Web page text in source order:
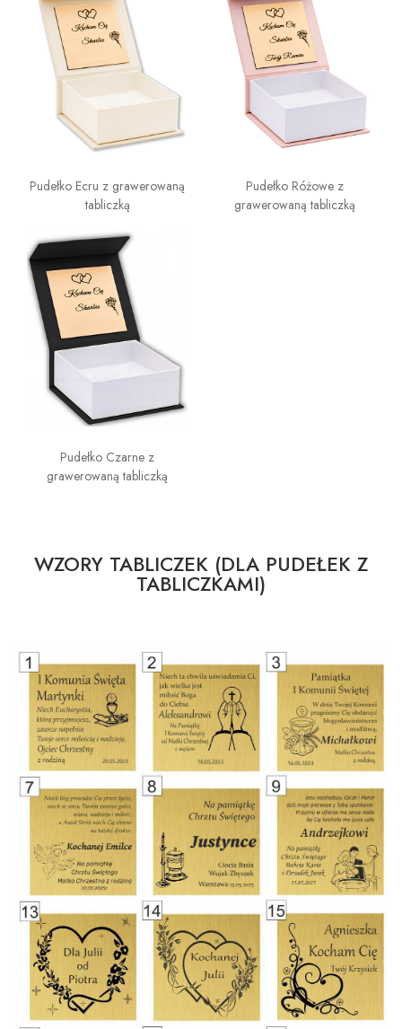
Pudełko Ecru z grawerowaną
tabliczką
Pudełko Różowe z
grawerowaną tabliczką
Pudełko Czarne z
grawerowaną tabliczką
WZORY TABLICZEK (DLA PUDEŁEK Z
TABLICZKAMI)